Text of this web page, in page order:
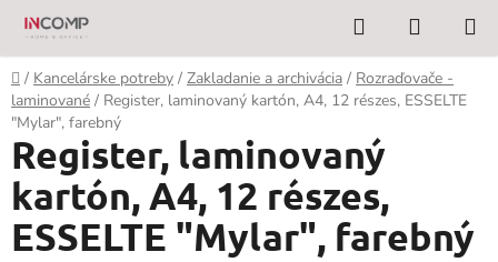
Prejsť
obsah
Hľadať
KOŠÍK
Domov
/ Kancelárske potreby / Zakladanie a archivácia / Rozraďovače -
laminované / Register, laminovaný kartón, A4, 12 részes, ESSELTE
"Mylar", farebný
Register, laminovaný
kartón, A4, 12 részes,
ESSELTE "Mylar", farebný